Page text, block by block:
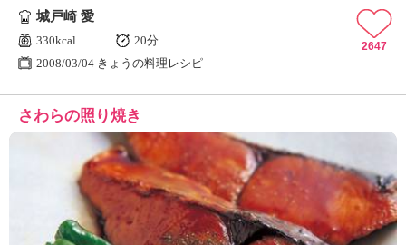
城戸崎 愛
330kcal
20分
2008/03/04 きょうの料理レシピ
2647
さわらの照り焼き